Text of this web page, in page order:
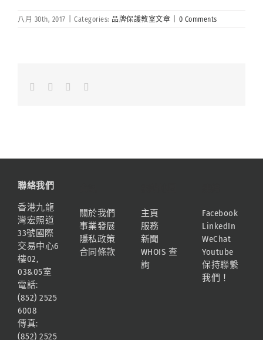
八月 30th, 2017 Categories: 品牌保護教室文章 0 Comments
FacebookLinkedInWhatsapp
聯絡我們
香港九龍
灣宏照道
33號國際
交易中心6
樓02,
03&05室
電話:
(852) 2525
6008
傳真:
(852) 2525
關於我們
事業發展
隱私政策
合同條款
主頁
服務
新聞
WHOIS 查
詢
Facebook
LinkedIn
WeChat
Youtube
保持聯繫
我們！